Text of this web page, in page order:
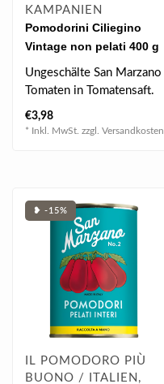
KAMPANIEN
Pomodorini Ciliegino
Vintage non pelati 400 g
Ungeschälte San Marzano
Tomaten in Tomatensaft.
€3,98
* Inkl. MwSt. zzgl. Versandkosten
❥ -15%
IL POMODORO PIÙ
BUONO / ITALIEN,